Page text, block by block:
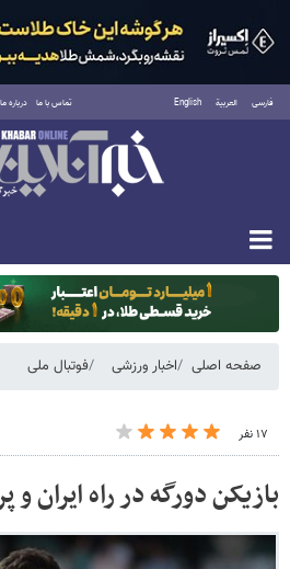
فارسی العربية English تماس با ما درباره ما
یکشنبه ۱۸ مرداد ۱۴۰۵
صفحه اصلی اخبار ورزشی فوتبال ملی
۱۷ نفر
بازیکن دورگه در راه